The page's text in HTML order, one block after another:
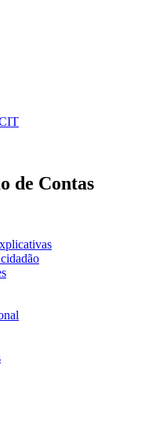
de Contas